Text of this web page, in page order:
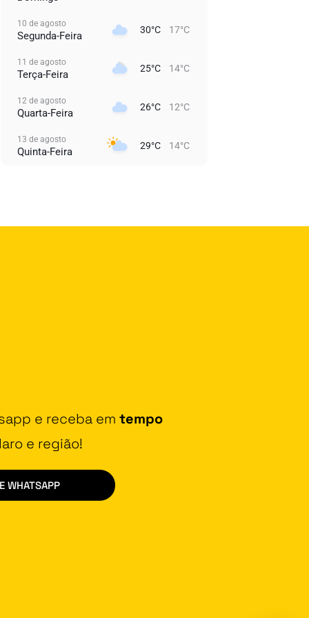
10 de agosto
Segunda-Feira 30°C 17°C
11 de agosto
Terça-Feira 25°C 14°C
12 de agosto
Quarta-Feira 26°C 12°C
13 de agosto
Quinta-Feira 29°C 14°C
e receba em tempo
e região!
WHATSAPP